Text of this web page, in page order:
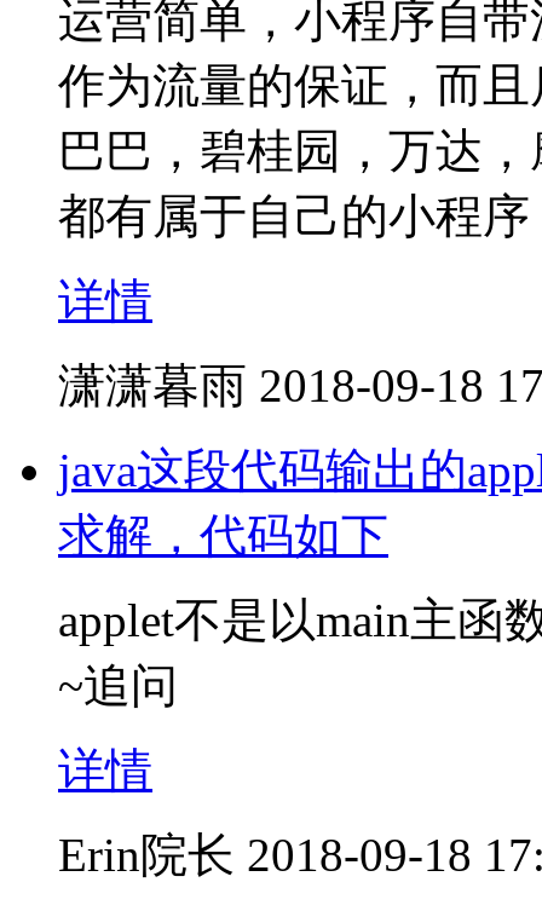
运营简单，小程序自
作为流量的保证，而
巴巴，碧桂园，万达
都有属于自己的小程序
详情
潇潇暮雨 2018-09-18
java这段代码输出的
求解，代码如下
applet不是以main主函
~追问
详情
Erin院长 2018-09-18